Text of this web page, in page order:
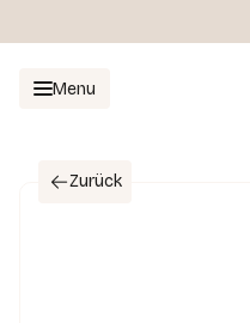
Menu
Zurück